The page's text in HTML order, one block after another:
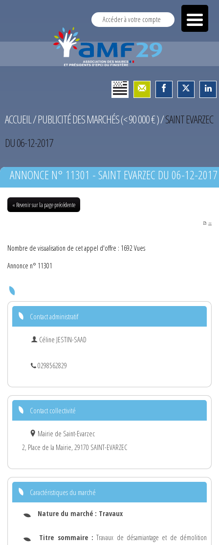
Accéder à votre compte
ACCUEIL/PUBLICITÉ DES MARCHÉS (< 90 000 € )/SAINT EVARZEC
DU 06-12-2017
ANNONCE N° 11301 - SAINT EVARZEC DU 06-12-2017
« Revenir sur la page précédente
PDF
Nombre de visualisation de cet appel d'offre : 1692 Vues
Annonce n° 11301
Contact administratif
Céline JESTIN-SAAD
0298562829
Contact collectivité
Mairie de Saint-Evarzec
2, Place de la Mairie, 29170 SAINT-EVARZEC
Caractéristiques du marché
Nature du marché : Travaux
Titre sommaire : Travaux de désamiantage et de démolition